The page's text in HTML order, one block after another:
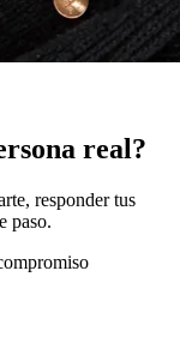
real?
responder tus
paso.